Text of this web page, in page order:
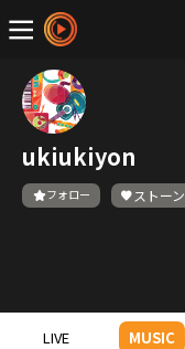
ukiukiyon
フォロー ストーン
LIVE MUSIC